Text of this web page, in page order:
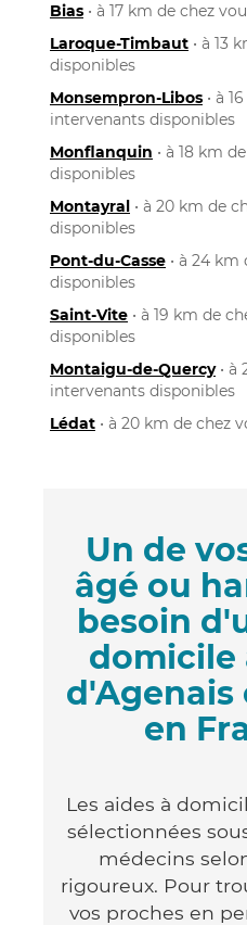
Bias • à 17 km de chez
Laroque-Timbaut • à 13
disponibles
Monsempron-Libos • à
intervenants disponibles
Monflanquin • à 18 km
disponibles
Montayral • à 20 km de
disponibles
Pont-du-Casse • à 24
disponibles
Saint-Vite • à 19 km de
disponibles
Montaigu-de-Quercy• à
intervenants disponibles
Lédat • à 20 km de chez
Un de
âgé ou
besoin
domicile
d'Agenais
en
Les aides à
sélectionnées
médecins
rigoureux. Pour
vos proches en